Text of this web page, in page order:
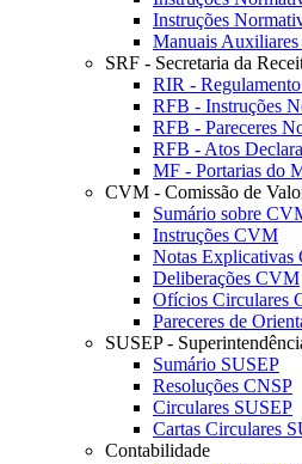
Instruções
Manuais
SRF - Secretaria da
RIR -
RFB - Instruções
RFB - Pareceres
RFB - Atos
MF - Portarias do
CVM - Comissão de
Sumário sobre
Instruções CVM
Notas
Deliberações CVM
Ofícios Circulares
Pareceres de
SUSEP -
Sumário SUSEP
Resoluções CNSP
Circulares SUSEP
Cartas Circulares
Contabilidade